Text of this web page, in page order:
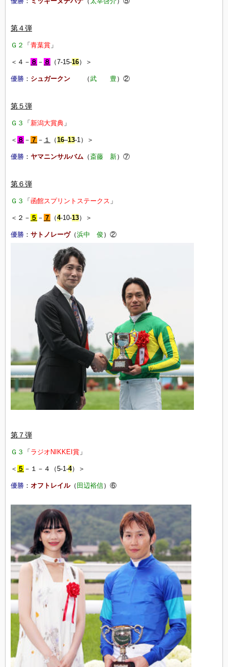
第４弾
Ｇ２ 「 青葉賞 」
＜４－ ８ － ８ （7-15-16）＞
優勝 ： シュガークン （武 豊 ）②
第５弾
Ｇ３ 「 新潟大賞典 」
＜ ８ － ７ － １ （16–13-1）＞
優勝 ： ヤマニンサルバム （斎藤 新）⑦
第６弾
Ｇ３ 「 函館スプリントステークス 」
＜２－ ５ － ７ （4-10-13）＞
優勝 ： サトノレーヴ（浜中 俊 ）②
第７弾
Ｇ３ 「 ラジオNIKKEI賞 」
＜ ５ －１－４（5-1-4）＞
優勝 ： オフトレイル（ 田辺裕信）⑥